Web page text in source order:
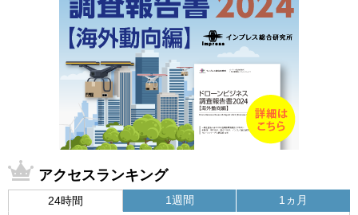
アクセスランキング
24時間 1週間 1ヵ月